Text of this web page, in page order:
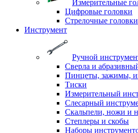
Измерительные
Цифровые головки
Стрелочные головки
Инструмент
Ручной
Сверла и
Пинцеты, зажимы,
Тиски
Измерительный
Слесарный
Скальпели, ножи и
Степлеры и скобы
Наборы